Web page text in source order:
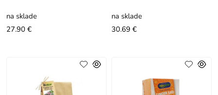
zdravom životnom štýle.
na sklade
27.90 €
na sklade
30.69 €